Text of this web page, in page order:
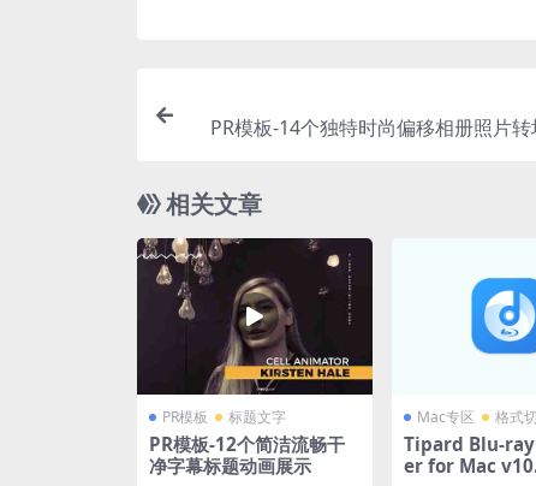
PR模板-14个独特时尚偏移相册照片转
相关文章
PR模板 标题文字
PR模板-12个简洁流畅干
净字幕标题动画展示
Mac专区 格式
Tipard Blu-
er for Mac